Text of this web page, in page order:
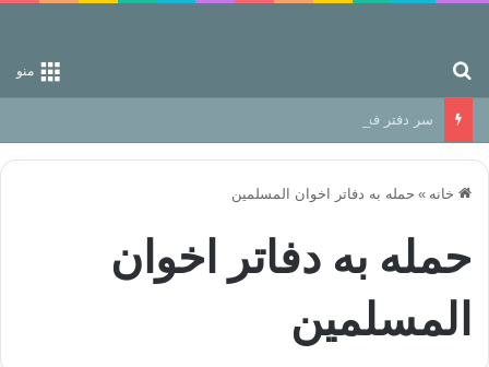
منو
سر دفتر فساد در زمین‌، دوری وکناره‌گیری از راه خداست‌!
خانه » حمله به دفاتر اخوان المسلمین
حمله به دفاتر اخوان
المسلمین